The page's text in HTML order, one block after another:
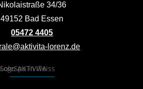
34/36
49152 Bad Essen
05472 4405
lorenz.de